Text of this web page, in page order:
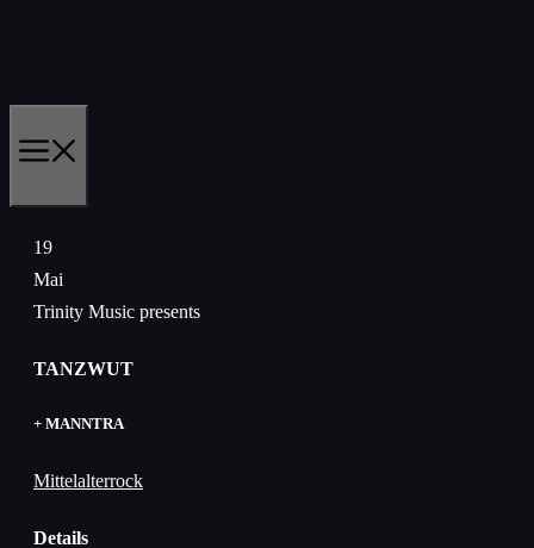
19
Mai
Trinity Music presents
TANZWUT
+ MANNTRA
Mittelalterrock
Details